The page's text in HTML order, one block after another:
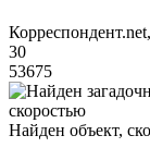
30
53675
Найден объект,